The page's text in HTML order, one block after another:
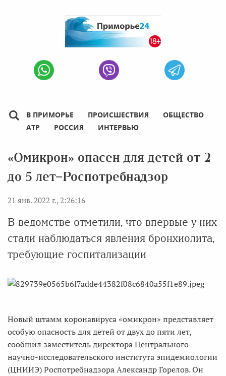
В ПРИМОРЬЕ ПРОИСШЕСТВИЯ
ОБЩЕСТВО
АТР
РОССИЯ ИНТЕРВЬЮ
«Омикрон» опасен для детей от 2
до 5 лет ̶ Роспотребнадзор
21 янв. 2022 г., 2:26:16
В ведомстве отметили, что впервые у них
стали наблюдаться явления бронхиолита,
требующие госпитализации
Новый штамм коронавируса «омикрон» представляет
особую опасность для детей от двух до пяти лет,
сообщил заместитель директора Центрального
научно-исследовательского института эпидемиологии
(ЦНИИЭ) Роспотребнадзора Александр Горелов. Он